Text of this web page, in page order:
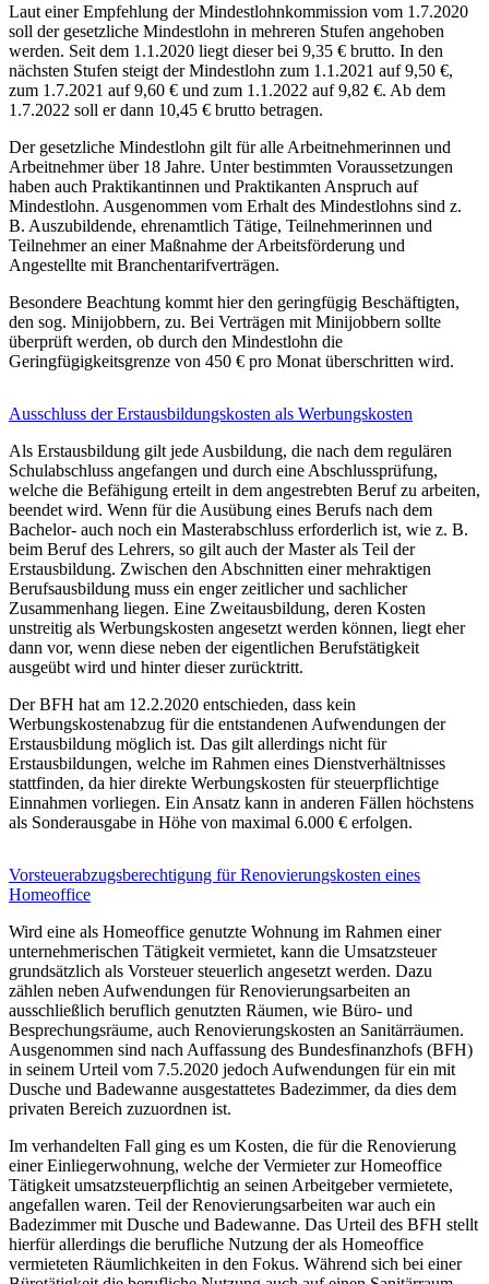
Laut einer Empfehlung der Mindestlohnkommission vom 1.7.2020
soll der gesetzliche Mindestlohn in mehreren Stufen angehoben
werden. Seit dem 1.1.2020 liegt dieser bei 9,35 € brutto. In den
nächsten Stufen steigt der Mindestlohn zum 1.1.2021 auf 9,50 €,
zum 1.7.2021 auf 9,60 € und zum 1.1.2022 auf 9,82 €. Ab dem
1.7.2022 soll er dann 10,45 € brutto betragen.
Der gesetzliche Mindestlohn gilt für alle Arbeitnehmerinnen und
Arbeitnehmer über 18 Jahre. Unter bestimmten Voraussetzungen
haben auch Praktikantinnen und Praktikanten Anspruch auf
Mindestlohn. Ausgenommen vom Erhalt des Mindestlohns sind z.
B. Auszubildende, ehrenamtlich Tätige, Teilnehmerinnen und
Teilnehmer an einer Maßnahme der Arbeitsförderung und
Angestellte mit Branchentarifverträgen.
Besondere Beachtung kommt hier den geringfügig Beschäftigten,
den sog. Minijobbern, zu. Bei Verträgen mit Minijobbern sollte
überprüft werden, ob durch den Mindestlohn die
Geringfügigkeitsgrenze von 450 € pro Monat überschritten wird.
Ausschluss der Erstausbildungskosten als Werbungskosten
Als Erstausbildung gilt jede Ausbildung, die nach dem regulären
Schulabschluss angefangen und durch eine Abschlussprüfung,
welche die Befähigung erteilt in dem angestrebten Beruf zu arbeiten,
beendet wird. Wenn für die Ausübung eines Berufs nach dem
Bachelor- auch noch ein Masterabschluss erforderlich ist, wie z. B.
beim Beruf des Lehrers, so gilt auch der Master als Teil der
Erstausbildung. Zwischen den Abschnitten einer mehraktigen
Berufsausbildung muss ein enger zeitlicher und sachlicher
Zusammenhang liegen. Eine Zweitausbildung, deren Kosten
unstreitig als Werbungskosten angesetzt werden können, liegt eher
dann vor, wenn diese neben der eigentlichen Berufstätigkeit
ausgeübt wird und hinter dieser zurücktritt.
Der BFH hat am 12.2.2020 entschieden, dass kein
Werbungskostenabzug für die entstandenen Aufwendungen der
Erstausbildung möglich ist. Das gilt allerdings nicht für
Erstausbildungen, welche im Rahmen eines Dienstverhältnisses
stattfinden, da hier direkte Werbungskosten für steuerpflichtige
Einnahmen vorliegen. Ein Ansatz kann in anderen Fällen höchstens
als Sonderausgabe in Höhe von maximal 6.000 € erfolgen.
Vorsteuerabzugsberechtigung für Renovierungskosten eines
Homeoffice
Wird eine als Homeoffice genutzte Wohnung im Rahmen einer
unternehmerischen Tätigkeit vermietet, kann die Umsatzsteuer
grundsätzlich als Vorsteuer steuerlich angesetzt werden. Dazu
zählen neben Aufwendungen für Renovierungsarbeiten an
ausschließlich beruflich genutzten Räumen, wie Büro- und
Besprechungsräume, auch Renovierungskosten an Sanitärräumen.
Ausgenommen sind nach Auffassung des Bundesfinanzhofs (BFH)
in seinem Urteil vom 7.5.2020 jedoch Aufwendungen für ein mit
Dusche und Badewanne ausgestattetes Badezimmer, da dies dem
privaten Bereich zuzuordnen ist.
Im verhandelten Fall ging es um Kosten, die für die Renovierung
einer Einliegerwohnung, welche der Vermieter zur Homeoffice
Tätigkeit umsatzsteuerpflichtig an seinen Arbeitgeber vermietete,
angefallen waren. Teil der Renovierungsarbeiten war auch ein
Badezimmer mit Dusche und Badewanne. Das Urteil des BFH stellt
hierfür allerdings die berufliche Nutzung der als Homeoffice
vermieteten Räumlichkeiten in den Fokus. Während sich bei einer